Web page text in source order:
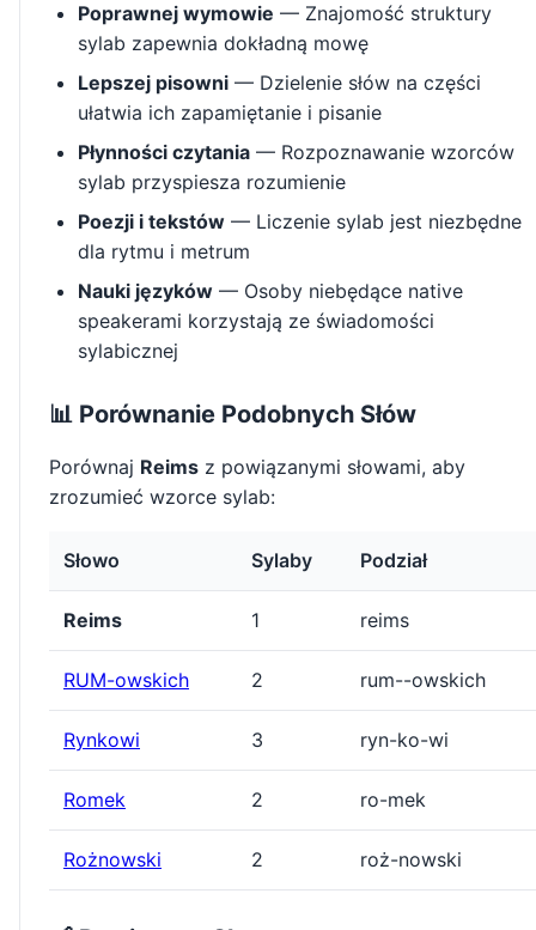
Poprawnej wymowie — Znajomość struktury
sylab zapewnia dokładną mowę
Lepszej pisowni — Dzielenie słów na części
ułatwia ich zapamiętanie i pisanie
Płynności czytania — Rozpoznawanie wzorców
sylab przyspiesza rozumienie
Poezji i tekstów — Liczenie sylab jest niezbędne
dla rytmu i metrum
Nauki języków — Osoby niebędące native
speakerami korzystają ze świadomości
sylabicznej
📊 Porównanie Podobnych Słów
Porównaj Reims z powiązanymi słowami, aby
zrozumieć wzorce sylab:
Słowo Sylaby Podział
Reims 1 reims
RUM-owskich 2 rum--owskich
Rynkowi 3 ryn-ko-wi
Romek 2 ro-mek
Rożnowski 2 roż-nowski